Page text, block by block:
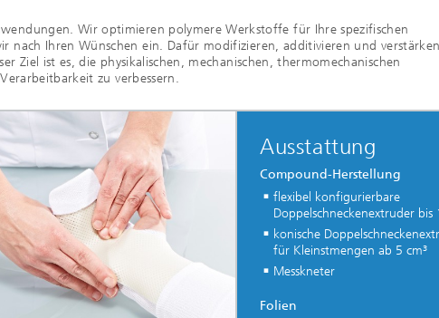
Wir optimieren polymere Werkstoffe für Ihre spezifischen
nach Ihren Wünschen ein. Dafür modifizieren, additivieren und
Ziel ist es, die physikalischen, mechanischen, thermomechanischen
zu verbessern.
Ausstattung
Compound-Herstellung
flexibel konfigurierbare
Doppelschneckenextruder bis
konische
für Kleinstmengen ab 5 cm³
Messkneter
Folien